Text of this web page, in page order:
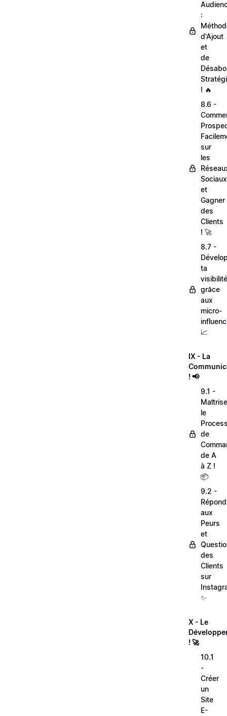
:
d'Ajout
et
de
! 🔥
8.6 -
sur
les
Sociaux
et
Gagner
des
Clients
! 🚀
8.7 -
ta
visibilité
grâce
aux
micro-
📈
IX - La
! 📢
9.1 -
Maîtrise
le
de
de A
à Z !
📦
9.2 -
aux
Peurs
et
des
Clients
sur
✨
X - Le
! 🚀
10.1
-
Créer
un
Site
E-